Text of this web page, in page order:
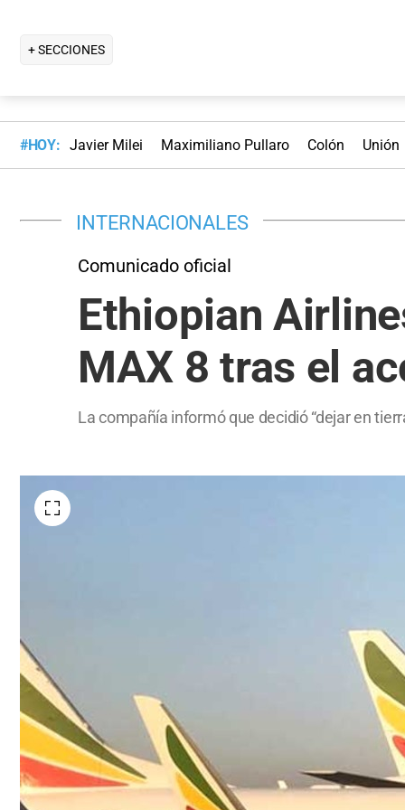
+ SECCIONES
#HOY: Javier Milei Maximiliano Pullaro Colón Unión
INTERNACIONALES
Comunicado oficial
Ethiopian
MAX 8 tras el
La compañía informó que decidió “dejar en